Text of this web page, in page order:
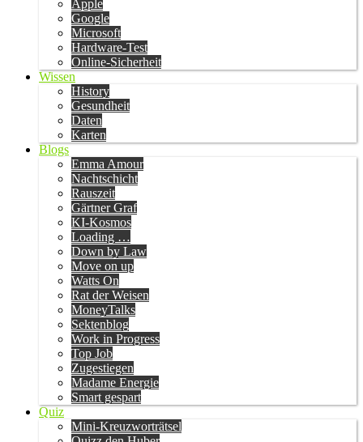
Apple
Google
Microsoft
Hardware-Test
Online-Sicherheit
Wissen
History
Gesundheit
Daten
Karten
Blogs
Emma Amour
Nachtschicht
Rauszeit
Gärtner Graf
KI-Kosmos
Loading …
Down by Law
Move on up
Watts On
Rat der Weisen
MoneyTalks
Sektenblog
Work in Progress
Top Job
Zugestiegen
Madame Energie
Smart gespart
Quiz
Mini-Kreuzworträtsel